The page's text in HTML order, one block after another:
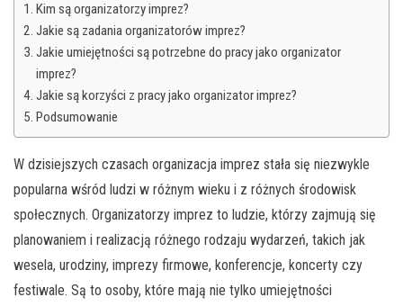
Kim są organizatorzy imprez?
Jakie są zadania organizatorów imprez?
Jakie umiejętności są potrzebne do pracy jako organizator
imprez?
Jakie są korzyści z pracy jako organizator imprez?
Podsumowanie
W dzisiejszych czasach organizacja imprez stała się niezwykle
popularna wśród ludzi w różnym wieku i z różnych środowisk
społecznych. Organizatorzy imprez to ludzie, którzy zajmują się
planowaniem i realizacją różnego rodzaju wydarzeń, takich jak
wesela, urodziny, imprezy firmowe, konferencje, koncerty czy
festiwale. Są to osoby, które mają nie tylko umiejętności